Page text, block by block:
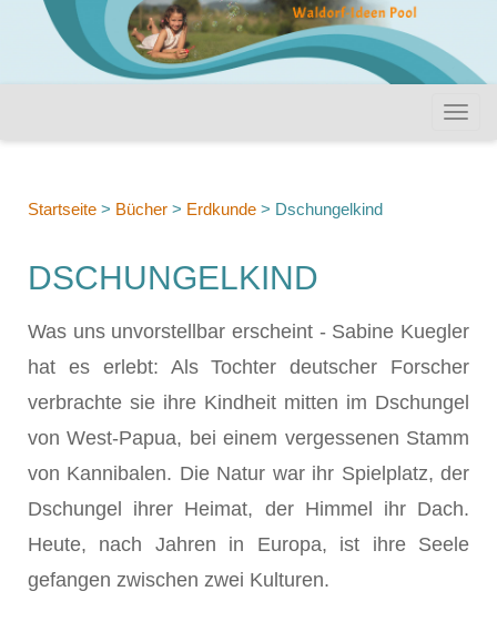
Startseite > Bücher > Erdkunde > Dschungelkind
DSCHUNGELKIND
Was uns unvorstellbar erscheint - Sabine Kuegler
hat es erlebt: Als Tochter deutscher Forscher
verbrachte sie ihre Kindheit mitten im Dschungel
von West-Papua, bei einem vergessenen Stamm
von Kannibalen. Die Natur war ihr Spielplatz, der
Dschungel ihrer Heimat, der Himmel ihr Dach.
Heute, nach Jahren in Europa, ist ihre Seele
gefangen zwischen zwei Kulturen.